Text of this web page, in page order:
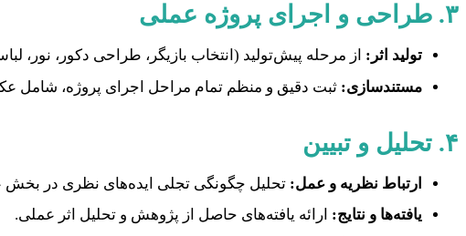
۳. طراحی و اجرای پروژه عملی
تولید اثر: از مرحله پیش‌تولید (انتخاب بازیگر، طراحی دکور، نور،
مستندسازی: ثبت دقیق و منظم تمام مراحل اجرای پروژه، شامل
۴. تحلیل و تبیین
ارتباط نظریه و عمل: تحلیل چگونگی تجلی ایده‌های نظری در بخش
یافته‌ها و نتایج: ارائه یافته‌های حاصل از پژوهش و تحلیل اثر عملی.